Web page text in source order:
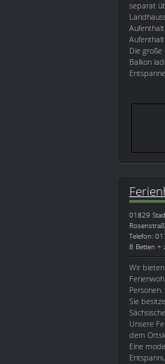
separat
Die
Balkon
01829
Telefon:
8 Betten +
Wir
Sie
Unsere
dem
Eine